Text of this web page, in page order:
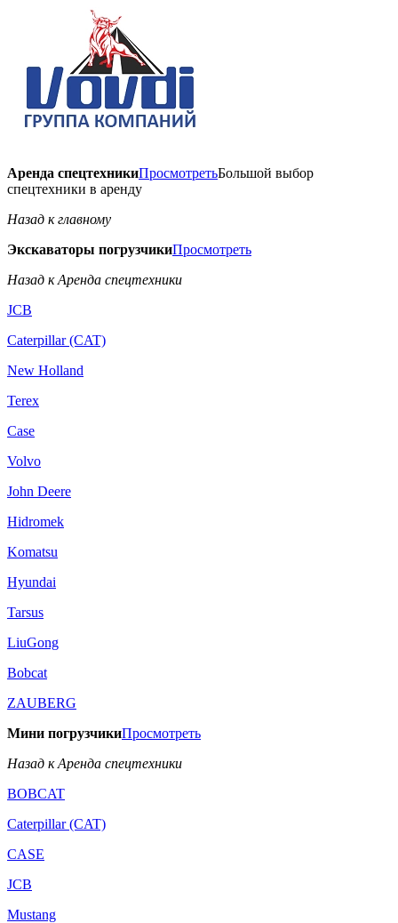
Аренда спецтехникиПросмотретьБольшой выбор
спецтехники в аренду
Назад к главному
Экскаваторы погрузчикиПросмотреть
Назад к Аренда спецтехники
JCB
Caterpillar (CAT)
New Holland
Terex
Case
Volvo
John Deere
Hidromek
Komatsu
Hyundai
Tarsus
LiuGong
Bobcat
ZAUBERG
Мини погрузчикиПросмотреть
Назад к Аренда спецтехники
BOBCAT
Caterpillar (CAT)
CASE
JCB
Mustang